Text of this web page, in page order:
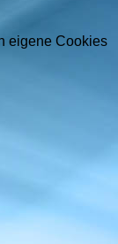
eigene Cookies